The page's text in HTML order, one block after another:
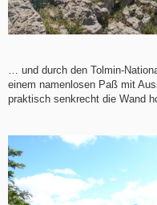
… und durch den Tolmin-
einem namenlosen Paß mit
praktisch senkrecht die Wand